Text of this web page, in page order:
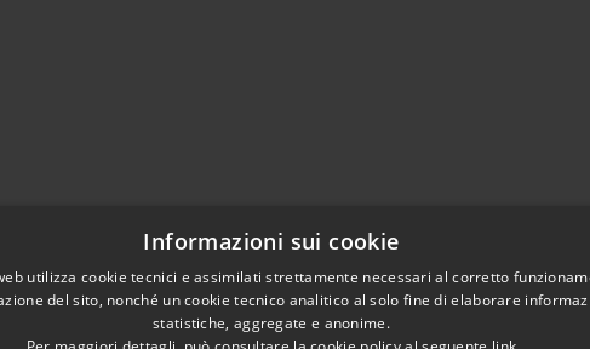
Informazioni sui cookie
utilizza cookie tecnici e assimilati strettamente necessari al corretto
del sito, nonché un cookie tecnico analitico al solo fine di elaborare
statistiche, aggregate e anonime.